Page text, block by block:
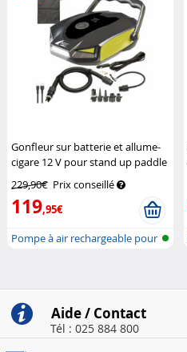
Gonfleur sur batterie et allume-
cigare 12 V pour stand up paddle
229,90€ Prix conseillé
119,95€
Pompe à air rechargeable pour
Aide / Contact
Tél : 025 884 800